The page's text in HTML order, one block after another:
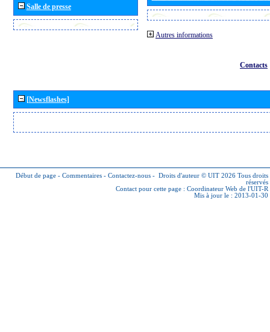
Salle de presse
Autres informations
Contacts
[Newsflashes]
Début de page - Commentaires - Contactez-nous - Droits d'auteur © UIT 2026 Tous droits
réservés
Contact pour cette page : Coordinateur Web de l'UIT-R
Mis à jour le : 2013-01-30